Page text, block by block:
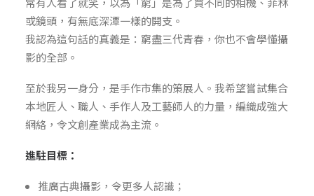
或鏡頭，有無底深潭一樣的開支。
我認為這句話的真義是：窮盡三代青春，你也不會學懂攝
影的全部。
至於我另一身分，是手作市集的策展人。我希望嘗試集合
本地匠人、職人、手作人及工藝師人的力量，編織成強大
網絡，令文創產業成為主流。
進駐目標：
推廣古典攝影，令更多人認識；